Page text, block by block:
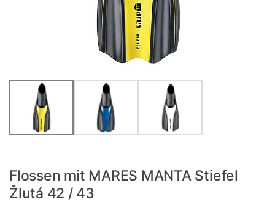
Flossen mit MARES MANTA Stiefel
Žlutá 42 / 43